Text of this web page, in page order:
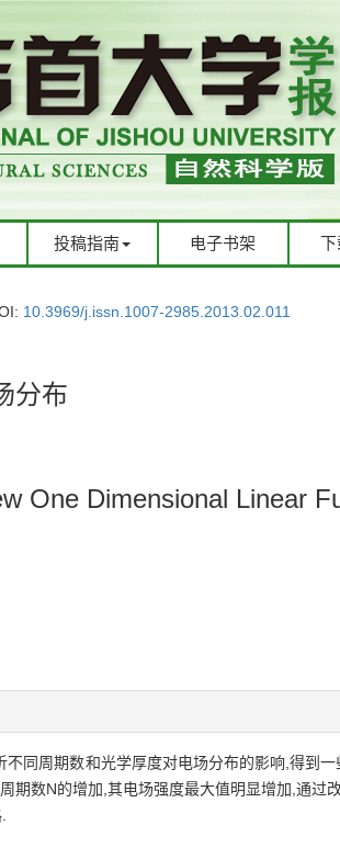
投稿指南 电子书架 下
10.3969/j.issn.1007-2985.2013.02.011
分布
One Dimensional Linear
同周期数和光学厚度对电场分布的影响,得到
期数N的增加,其电场强度最大值明显增加,通